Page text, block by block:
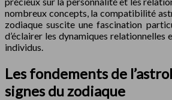
nombreux concepts, la compatibilité
zodiaque suscite une fascination
d’éclairer les dynamiques relationnelles
individus.
Les fondements de
signes du zodiaque